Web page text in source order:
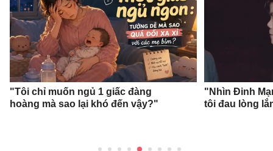
"Tôi chỉ muốn ngủ 1 giấc đàng
hoàng mà sao lại khó đến vậy?"
"Nhìn Đinh
tôi đau lòng